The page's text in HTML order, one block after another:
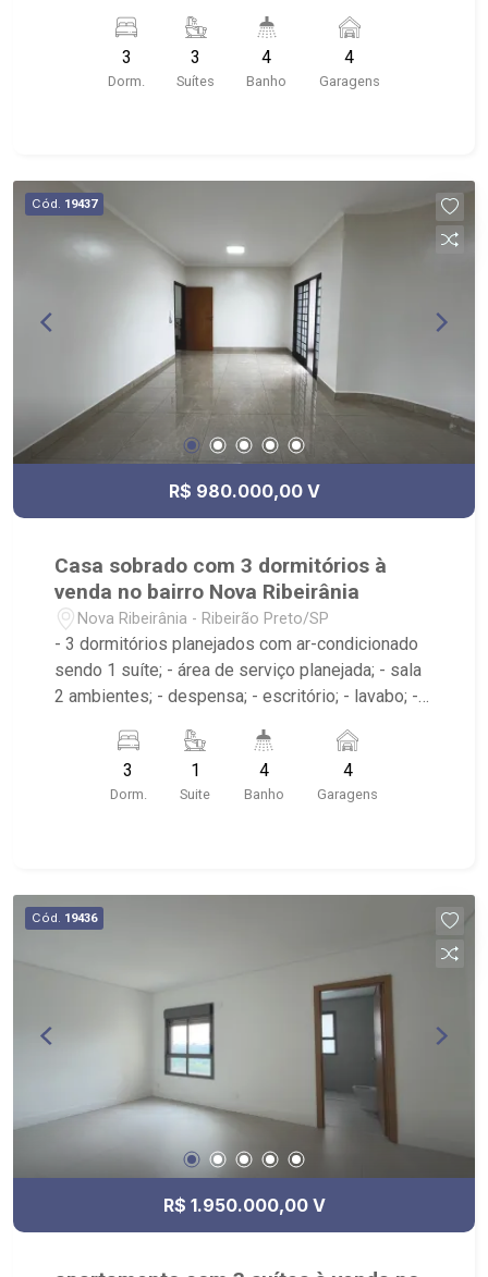
Wsquash, Donna Anna Cucina di Casa; -
Condomínio com portaria 24h;
3
Dorm.
3
Suítes
4
Banho
4
Garagens
Cód. 19437
R$ 980.000,00 V
Casa sobrado com 3 dormitórios à
venda no bairro Nova Ribeirânia
Nova Ribeirânia - Ribeirão Preto/SP
- 3 dormitórios planejados com ar-condicionado
sendo 1 suíte; - área de serviço planejada; - sala
2 ambientes; - despensa; - escritório; - lavabo; -
eletrônico; - 4 banheiros; - próximo ao São
Francisco Mais saúde, Coxilha dos Pampas,
Barbados Praia Bar
3
Dorm.
1
Suite
4
Banho
4
Garagens
Cód. 19436
R$ 1.950.000,00 V